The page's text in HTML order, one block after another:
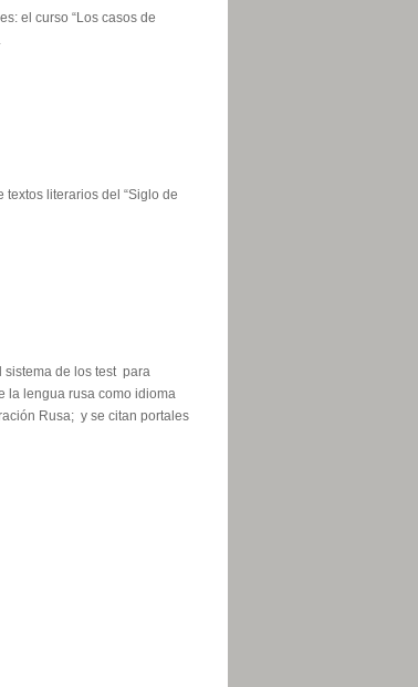
el curso “Los casos de
literarios del “Siglo de
sistema de los test para
la lengua rusa como idioma
Rusa; y se citan portales